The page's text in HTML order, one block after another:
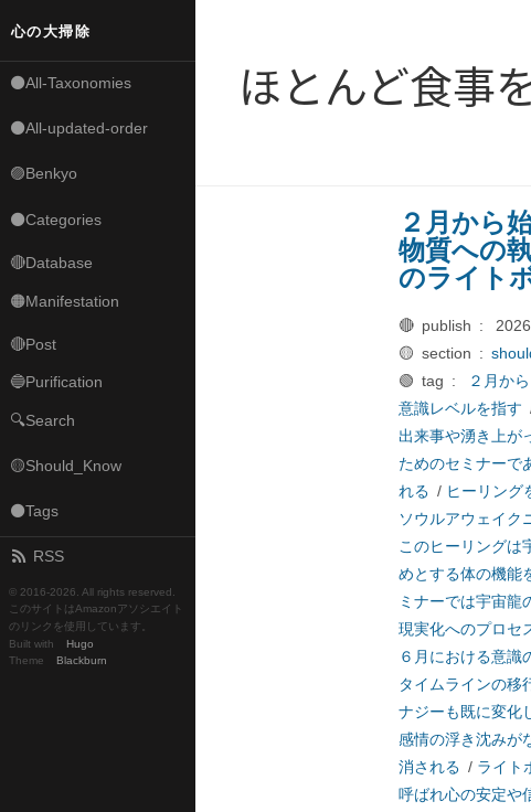
心の大掃除
⚫All-Taxonomies
⚫All-updated-order
🟣Benkyo
⚫Categories
🔴Database
🟠Manifestation
🔴Post
🔵Purification
🔍Search
🟡Should_Know
⚫Tags
RSS
© 2016-2026. All rights reserved.
このサイトはAmazonアソシエイト
のリンクを使用しています。
Built with
Hugo
Theme
Blackburn
ほとんど食事
２月から
物質への
のライト
🔴 publish :
🟡 section :
🟢 tag :
２月か
意識レベルを指す
出来事や湧き上が
ためのセミナーで
れる / ヒーリング
ソウルアウェイク
このヒーリングは
めとする体の機能
ミナーでは宇宙龍
現実化へのプロセ
６月における意識
タイムラインの移
ナジーも既に変化
感情の浮き沈みが
消される / ライト
呼ばれ心の安定や